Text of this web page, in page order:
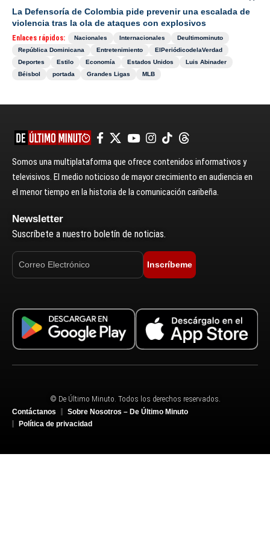
La Defensoría de Colombia pide prevenir una escalada de
violencia tras la ola de ataques con explosivos
Enlaces rápidos: Nacionales Internacionales
Deultimominuto
República Dominicana
Entretenimiento
ElPeriódicodelaVerdad
Deportes
Estilo Economía Estados Unidos
Luis Abinader
Béisbol
portada Grandes Ligas MLB
Somos una multiplataforma que ofrece contenidos informativos y
televisivos. El medio noticioso de mayor crecimiento en audiencia en
el menor tiempo en la historia de la comunicación caribeña.
Newsletter
Suscríbete a nuestro boletín de noticias.
Inscríbeme
© De Último Minuto. Todos los derechos reservados.
Contáctanos
Sobre Nosotros – De Último Minuto
Política de privacidad